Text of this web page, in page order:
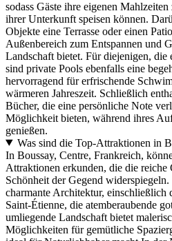
sodass Gäste ihre eigenen
ihrer Unterkunft speisen können.
Objekte eine Terrasse oder einen
Außenbereich zum Entspannen und
Landschaft bietet. Für diejenigen, die
sind private Pools ebenfalls eine
hervorragend für erfrischende
wärmeren Jahreszeit. Schließlich
Bücher, die eine persönliche Note
Möglichkeit bieten, während ihres
genießen.
Was sind die Top-Attraktionen in
In Boussay, Centre, Frankreich,
Attraktionen erkunden, die die reiche
Schönheit der Gegend
charmante Architektur, einschließlich
Saint-Étienne, die atemberaubende
umliegende Landschaft bietet
Möglichkeiten für gemütliche